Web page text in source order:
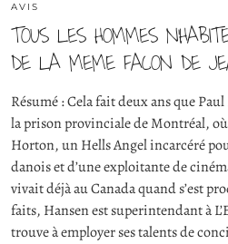
AVIS
TOUS LES HOMMES
DE LA MEME FACON DE
Résumé : Cela fait deux ans que
la prison provinciale de Montréal,
Horton, un Hells Angel incarcéré
danois et d’une exploitante de
vivait déjà au Canada quand s’est
faits, Hansen est superintendant à
trouve à employer ses talents de